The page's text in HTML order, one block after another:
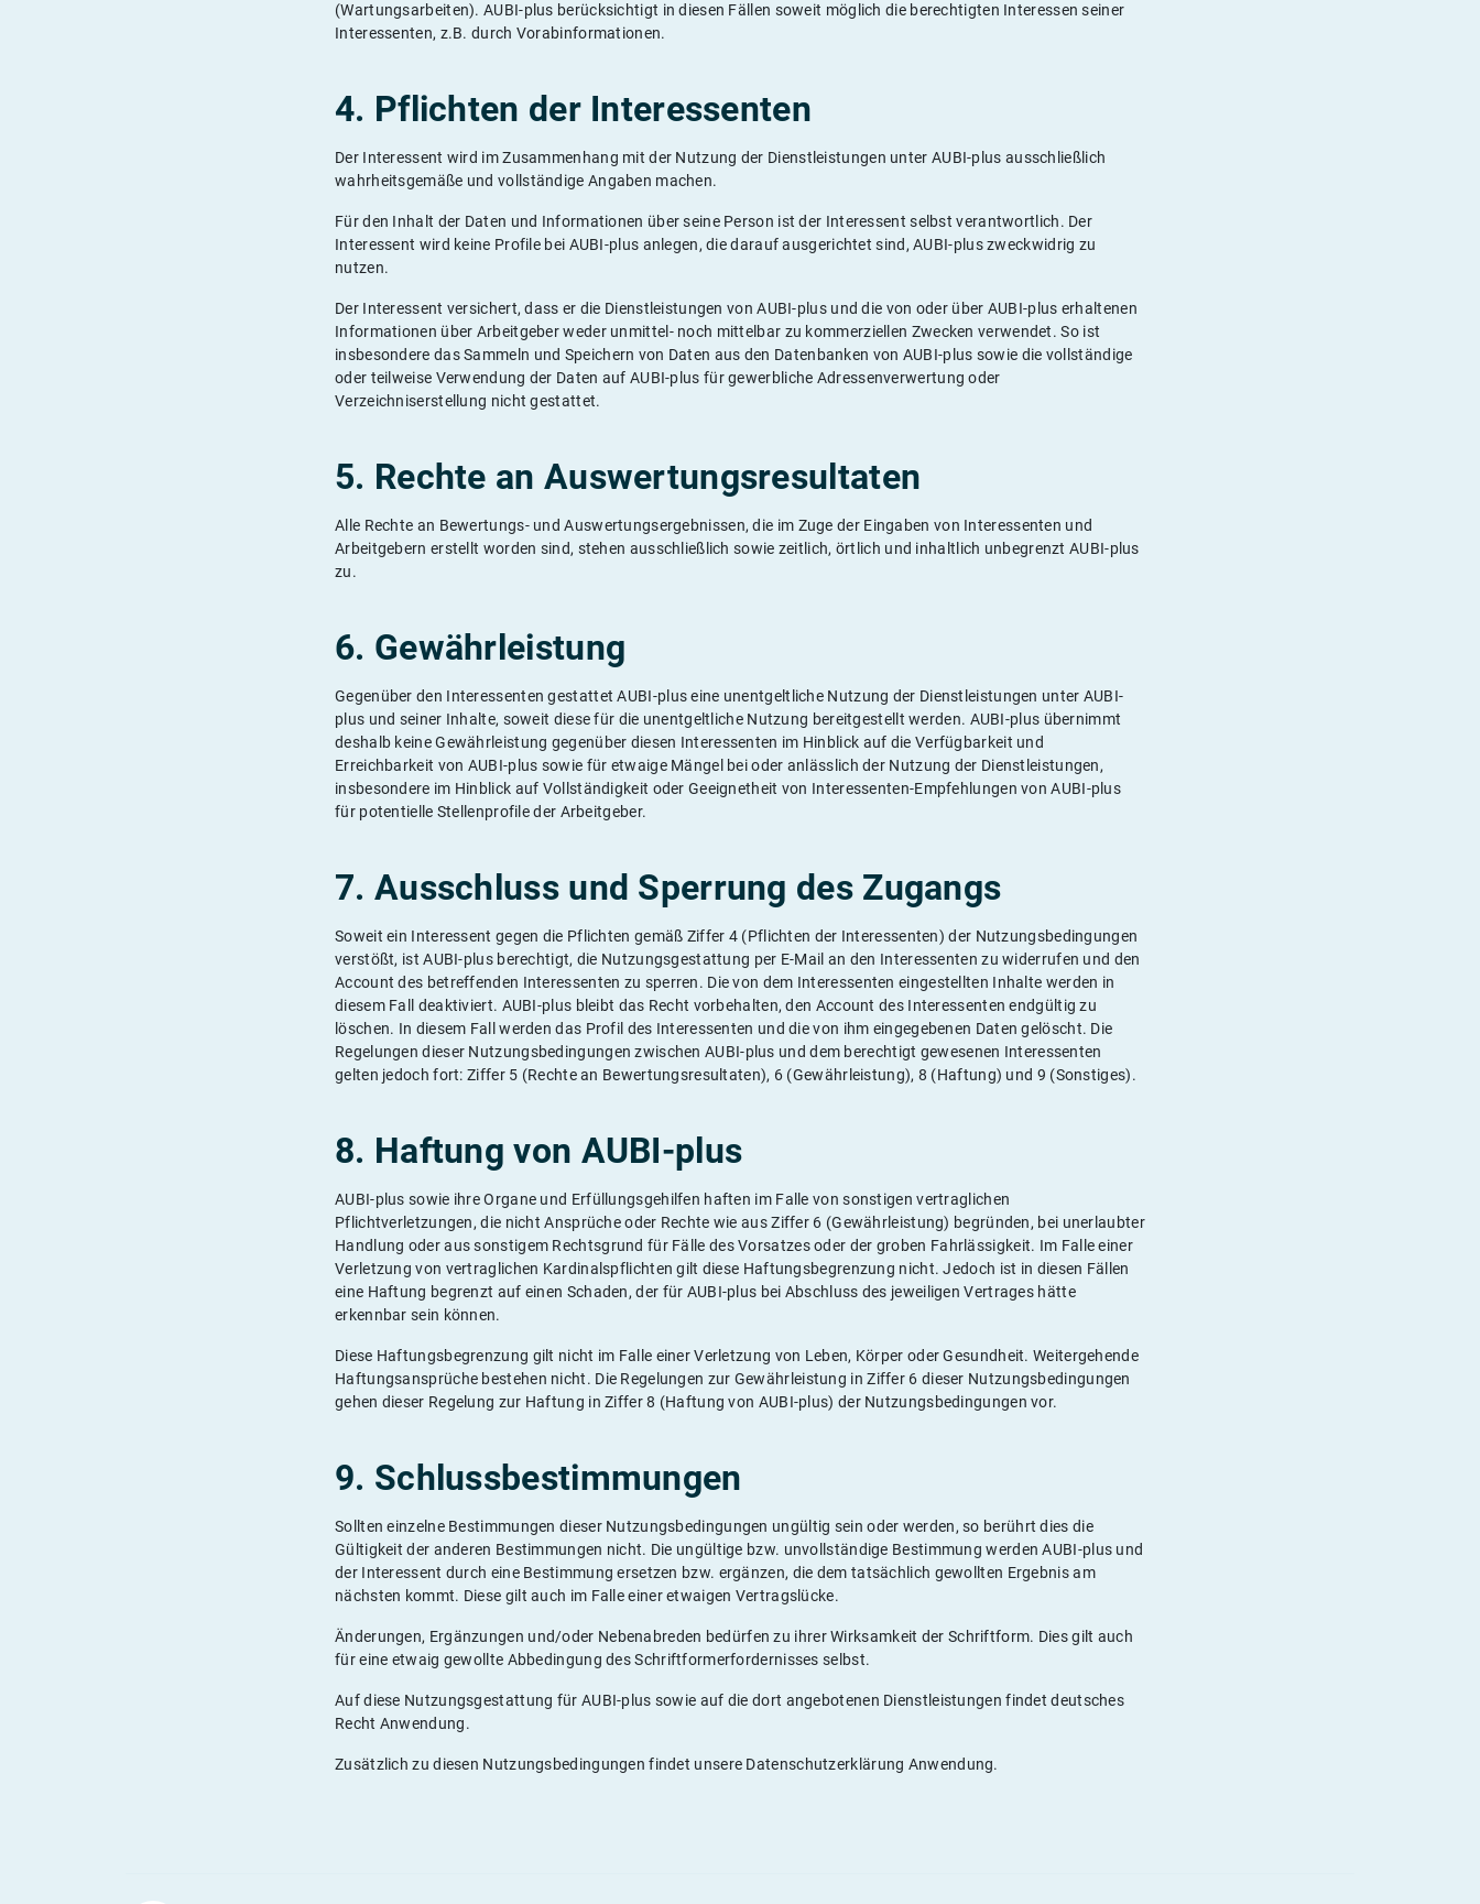
(Wartungsarbeiten). AUBI-plus berücksichtigt in diesen Fällen soweit möglich die berechtigten Interessen seiner
Interessenten, z.B. durch Vorabinformationen.
4. Pflichten der Interessenten
Der Interessent wird im Zusammenhang mit der Nutzung der Dienstleistungen unter AUBI-plus ausschließlich
wahrheitsgemäße und vollständige Angaben machen.
Für den Inhalt der Daten und Informationen über seine Person ist der Interessent selbst verantwortlich. Der
Interessent wird keine Profile bei AUBI-plus anlegen, die darauf ausgerichtet sind, AUBI-plus zweckwidrig zu
nutzen.
Der Interessent versichert, dass er die Dienstleistungen von AUBI-plus und die von oder über AUBI-plus erhaltenen
Informationen über Arbeitgeber weder unmittel- noch mittelbar zu kommerziellen Zwecken verwendet. So ist
insbesondere das Sammeln und Speichern von Daten aus den Datenbanken von AUBI-plus sowie die vollständige
oder teilweise Verwendung der Daten auf AUBI-plus für gewerbliche Adressenverwertung oder
Verzeichniserstellung nicht gestattet.
5. Rechte an Auswertungsresultaten
Alle Rechte an Bewertungs- und Auswertungsergebnissen, die im Zuge der Eingaben von Interessenten und
Arbeitgebern erstellt worden sind, stehen ausschließlich sowie zeitlich, örtlich und inhaltlich unbegrenzt AUBI-plus
zu.
6. Gewährleistung
Gegenüber den Interessenten gestattet AUBI-plus eine unentgeltliche Nutzung der Dienstleistungen unter AUBI-
plus und seiner Inhalte, soweit diese für die unentgeltliche Nutzung bereitgestellt werden. AUBI-plus übernimmt
deshalb keine Gewährleistung gegenüber diesen Interessenten im Hinblick auf die Verfügbarkeit und
Erreichbarkeit von AUBI-plus sowie für etwaige Mängel bei oder anlässlich der Nutzung der Dienstleistungen,
insbesondere im Hinblick auf Vollständigkeit oder Geeignetheit von Interessenten-Empfehlungen von AUBI-plus
für potentielle Stellenprofile der Arbeitgeber.
7. Ausschluss und Sperrung des Zugangs
Soweit ein Interessent gegen die Pflichten gemäß Ziffer 4 (Pflichten der Interessenten) der Nutzungsbedingungen
verstößt, ist AUBI-plus berechtigt, die Nutzungsgestattung per E-Mail an den Interessenten zu widerrufen und den
Account des betreffenden Interessenten zu sperren. Die von dem Interessenten eingestellten Inhalte werden in
diesem Fall deaktiviert. AUBI-plus bleibt das Recht vorbehalten, den Account des Interessenten endgültig zu
löschen. In diesem Fall werden das Profil des Interessenten und die von ihm eingegebenen Daten gelöscht. Die
Regelungen dieser Nutzungsbedingungen zwischen AUBI-plus und dem berechtigt gewesenen Interessenten
gelten jedoch fort: Ziffer 5 (Rechte an Bewertungsresultaten), 6 (Gewährleistung), 8 (Haftung) und 9 (Sonstiges).
8. Haftung von AUBI-plus
AUBI-plus sowie ihre Organe und Erfüllungsgehilfen haften im Falle von sonstigen vertraglichen
Pflichtverletzungen, die nicht Ansprüche oder Rechte wie aus Ziffer 6 (Gewährleistung) begründen, bei unerlaubter
Handlung oder aus sonstigem Rechtsgrund für Fälle des Vorsatzes oder der groben Fahrlässigkeit. Im Falle einer
Verletzung von vertraglichen Kardinalspflichten gilt diese Haftungsbegrenzung nicht. Jedoch ist in diesen Fällen
eine Haftung begrenzt auf einen Schaden, der für AUBI-plus bei Abschluss des jeweiligen Vertrages hätte
erkennbar sein können.
Diese Haftungsbegrenzung gilt nicht im Falle einer Verletzung von Leben, Körper oder Gesundheit. Weitergehende
Haftungsansprüche bestehen nicht. Die Regelungen zur Gewährleistung in Ziffer 6 dieser Nutzungsbedingungen
gehen dieser Regelung zur Haftung in Ziffer 8 (Haftung von AUBI-plus) der Nutzungsbedingungen vor.
9. Schlussbestimmungen
Sollten einzelne Bestimmungen dieser Nutzungsbedingungen ungültig sein oder werden, so berührt dies die
Gültigkeit der anderen Bestimmungen nicht. Die ungültige bzw. unvollständige Bestimmung werden AUBI-plus und
der Interessent durch eine Bestimmung ersetzen bzw. ergänzen, die dem tatsächlich gewollten Ergebnis am
nächsten kommt. Diese gilt auch im Falle einer etwaigen Vertragslücke.
Änderungen, Ergänzungen und/oder Nebenabreden bedürfen zu ihrer Wirksamkeit der Schriftform. Dies gilt auch
für eine etwaig gewollte Abbedingung des Schriftformerfordernisses selbst.
Auf diese Nutzungsgestattung für AUBI-plus sowie auf die dort angebotenen Dienstleistungen findet deutsches
Recht Anwendung.
Zusätzlich zu diesen Nutzungsbedingungen findet unsere Datenschutzerklärung Anwendung.